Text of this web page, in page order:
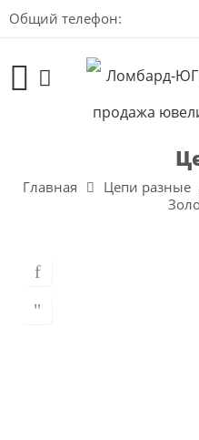
Общий телефон:
Главная Цепи разные